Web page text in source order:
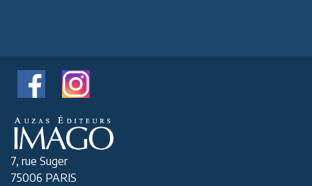
7, rue Suger
75006 PARIS